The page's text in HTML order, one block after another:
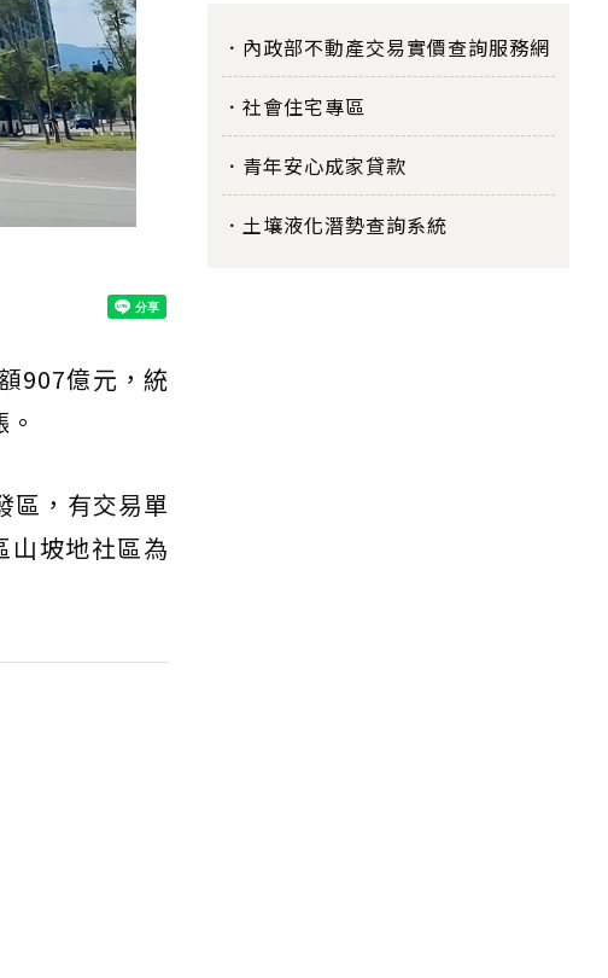
907億元，統
區，有交易單
山坡地社區為
內政部不動產交易實價查詢服務網
社會住宅專區
青年安心成家貸款
土壤液化潛勢查詢系統